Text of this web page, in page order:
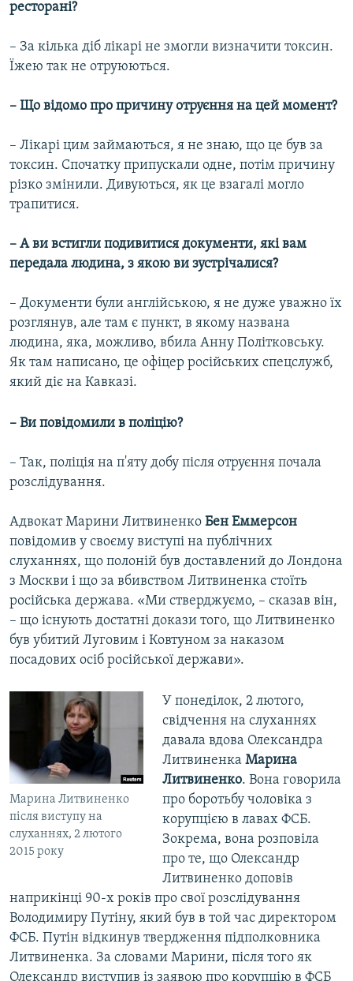
ресторані?
– За кілька діб лікарі не змогли визначити токсин.
Їжею так не отруюються.
– Що відомо про причину отруєння на цей момент?
– Лікарі цим займаються, я не знаю, що це був за
токсин. Спочатку припускали одне, потім причину
різко змінили. Дивуються, як це взагалі могло
трапитися.
– А ви встигли подивитися документи, які вам
передала людина, з якою ви зустрічалися?
– Документи були англійською, я не дуже уважно їх
розглянув, але там є пункт, в якому названа
людина, яка, можливо, вбила Анну Політковську.
Як там написано, це офіцер російських спецслужб,
який діє на Кавказі.
– Ви повідомили в поліцію?
– Так, поліція на п'яту добу після отруєння почала
розслідування.
Адвокат Марини Литвиненко Бен Еммерсон
повідомив у своєму виступі на публічних
слуханнях, що полоній був доставлений до Лондона
з Москви і що за вбивством Литвиненка стоїть
російська держава. «Ми стверджуємо, – сказав він,
– що існують достатні докази того, що Литвиненко
був убитий Луговим і Ковтуном за наказом
посадових осіб російської держави».
Марина Литвиненко
після виступу на
слуханнях, 2 лютого
2015 року
У понеділок, 2 лютого,
свідчення на слуханнях
давала вдова Олександра
Литвиненка Марина
Литвиненко. Вона говорила
про боротьбу чоловіка з
корупцією в лавах ФСБ.
Зокрема, вона розповіла
про те, що Олександр
Литвиненко доповів
наприкінці 90-х років про свої розслідування
Володимиру Путіну, який був в той час директором
ФСБ. Путін відкинув твердження підполковника
Литвиненка. За словами Марини, після того як
Олександр виступив із заявою про корупцію в ФСБ